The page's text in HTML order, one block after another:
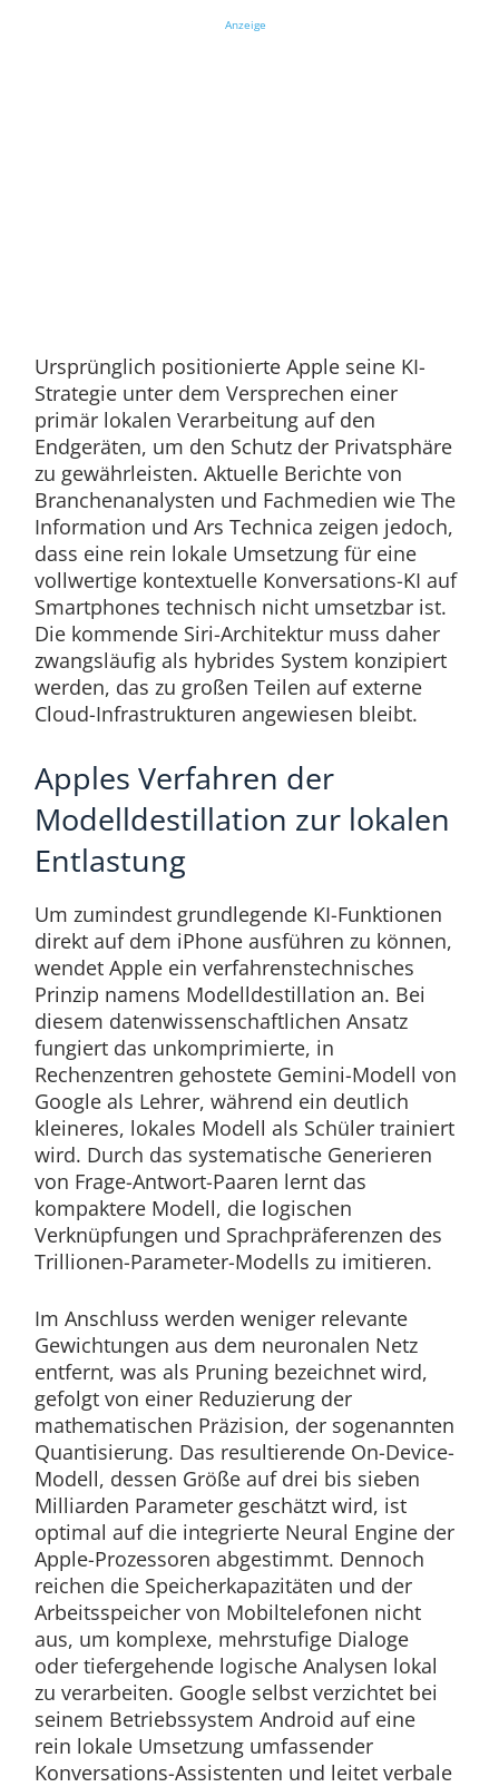
Anzeige
Ursprünglich positionierte Apple seine KI-
Strategie unter dem Versprechen einer
primär lokalen Verarbeitung auf den
Endgeräten, um den Schutz der Privatsphäre
zu gewährleisten. Aktuelle Berichte von
Branchenanalysten und Fachmedien wie The
Information und Ars Technica zeigen jedoch,
dass eine rein lokale Umsetzung für eine
vollwertige kontextuelle Konversations-KI auf
Smartphones technisch nicht umsetzbar ist.
Die kommende Siri-Architektur muss daher
zwangsläufig als hybrides System konzipiert
werden, das zu großen Teilen auf externe
Cloud-Infrastrukturen angewiesen bleibt.
Apples Verfahren der
Modelldestillation zur lokalen
Entlastung
Um zumindest grundlegende KI-Funktionen
direkt auf dem iPhone ausführen zu können,
wendet Apple ein verfahrenstechnisches
Prinzip namens Modelldestillation an. Bei
diesem datenwissenschaftlichen Ansatz
fungiert das unkomprimierte, in
Rechenzentren gehostete Gemini-Modell von
Google als Lehrer, während ein deutlich
kleineres, lokales Modell als Schüler trainiert
wird. Durch das systematische Generieren
von Frage-Antwort-Paaren lernt das
kompaktere Modell, die logischen
Verknüpfungen und Sprachpräferenzen des
Trillionen-Parameter-Modells zu imitieren.
Im Anschluss werden weniger relevante
Gewichtungen aus dem neuronalen Netz
entfernt, was als Pruning bezeichnet wird,
gefolgt von einer Reduzierung der
mathematischen Präzision, der sogenannten
Quantisierung. Das resultierende On-Device-
Modell, dessen Größe auf drei bis sieben
Milliarden Parameter geschätzt wird, ist
optimal auf die integrierte Neural Engine der
Apple-Prozessoren abgestimmt. Dennoch
reichen die Speicherkapazitäten und der
Arbeitsspeicher von Mobiltelefonen nicht
aus, um komplexe, mehrstufige Dialoge
oder tiefergehende logische Analysen lokal
zu verarbeiten. Google selbst verzichtet bei
seinem Betriebssystem Android auf eine
rein lokale Umsetzung umfassender
Konversations-Assistenten und leitet verbale